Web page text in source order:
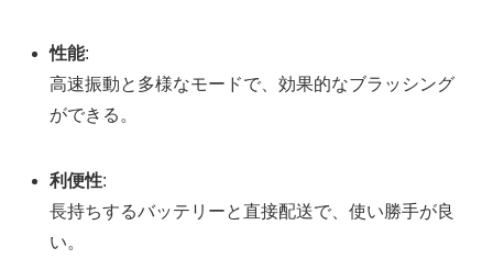
性能:
高速振動と多様なモードで、効果的なブラッシング
ができる。
利便性:
長持ちするバッテリーと直接配送で、使い勝手が良
い。